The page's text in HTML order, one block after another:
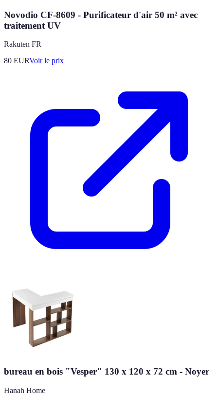
Novodio CF-8609 - Purificateur d'air 50 m² avec
traitement UV
Rakuten FR
80 EURVoir le prix
bureau en bois "Vesper" 130 x 120 x 72 cm - Noyer
Hanah Home